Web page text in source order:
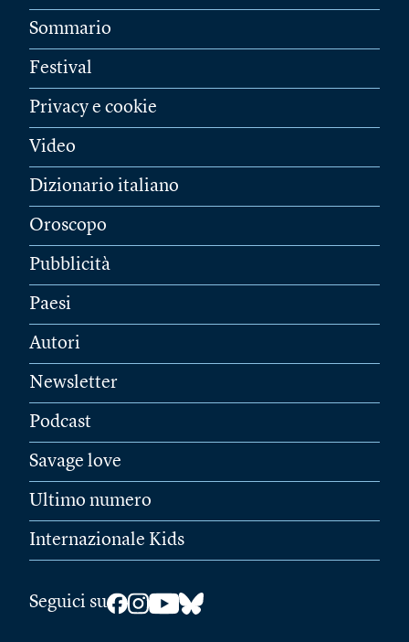
Sommario
Festival
Privacy e cookie
Video
Dizionario italiano
Oroscopo
Pubblicità
Paesi
Autori
Newsletter
Podcast
Savage love
Ultimo numero
Internazionale Kids
Seguici su